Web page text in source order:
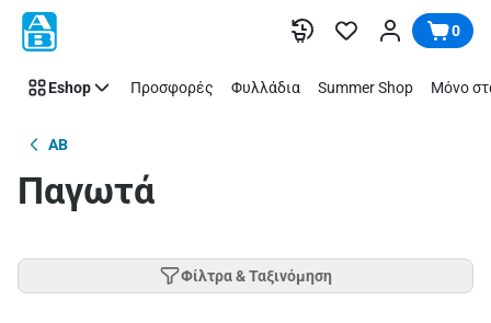
Παράλειψη 0
Eshop Προσφορές Φυλλάδια Summer Shop Μόνο
AB
Παγωτά
Φίλτρα & Ταξινόμηση